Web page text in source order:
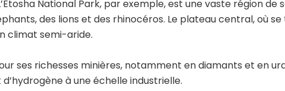
National Park, par exemple, est une vaste région de
des lions et des rhinocéros. Le plateau central, où
climat semi-aride.
ses richesses minières, notamment en diamants et en
à une échelle industrielle.